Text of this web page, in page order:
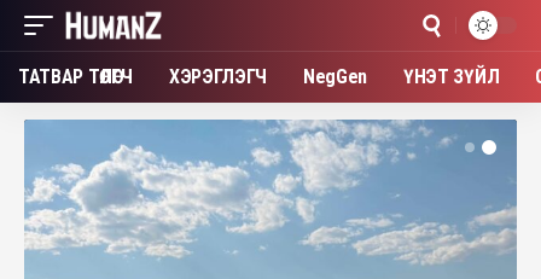
ТАТВАР ТӨЛӨГЧ ХЭРЭГЛЭГЧ NegGen ҮНЭТ ЗҮЙЛ